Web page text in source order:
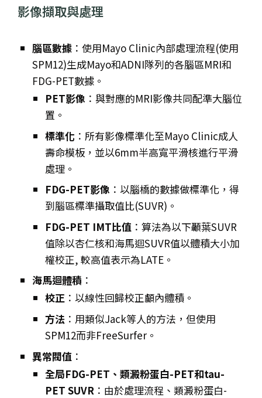
影像擷取與處理
腦區數據 ：使用Mayo Clinic內部處理流程(使用
SPM12)生成Mayo和ADNI隊列的各腦區MRI和
FDG-PET數據。
PET影像 ：與對應的MRI影像共同配準大腦位
置。
標準化 ：所有影像標準化至Mayo Clinic成人
壽命模板，並以6mm半高寬平滑核進行平滑
處理。
FDG-PET影像 ：以腦橋的數據做標準化，得
到腦區標準攝取值比(SUVR)。
FDG-PET IMT比值 ：算法為以下顳葉SUVR
值除以杏仁核和海馬迴SUVR值以體積大小加
權校正, 較高值表示為LATE。
海馬迴體積 ：
校正 ：以線性回歸校正顱內體積。
方法 ：用類似Jack等人的方法，但使用
SPM12而非FreeSurfer。
異常閥值 ：
全局FDG-PET、類澱粉蛋白-PET和tau-
PET SUVR ：由於處理流程、類澱粉蛋白-